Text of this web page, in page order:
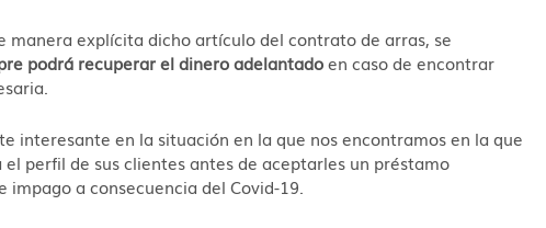
manera explícita dicho artículo del contrato de arras, se
podrá recuperar el dinero adelantadoen caso de encontrar
interesante en la situación en la que nos encontramos en la que
perfil de sus clientes antes de aceptarles un préstamo
a consecuencia del Covid-19.